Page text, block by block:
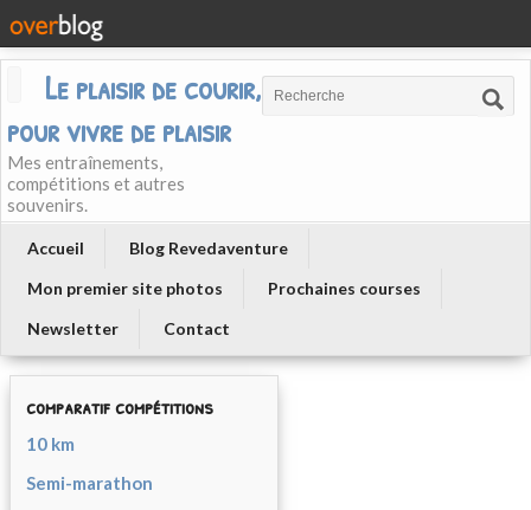
Le plaisir de courir, courir
pour vivre de plaisir
Mes entraînements,
compétitions et autres
souvenirs.
Accueil
Blog Revedaventure
Mon premier site photos
Prochaines courses
Newsletter
Contact
comparatif compétitions
10 km
Semi-marathon